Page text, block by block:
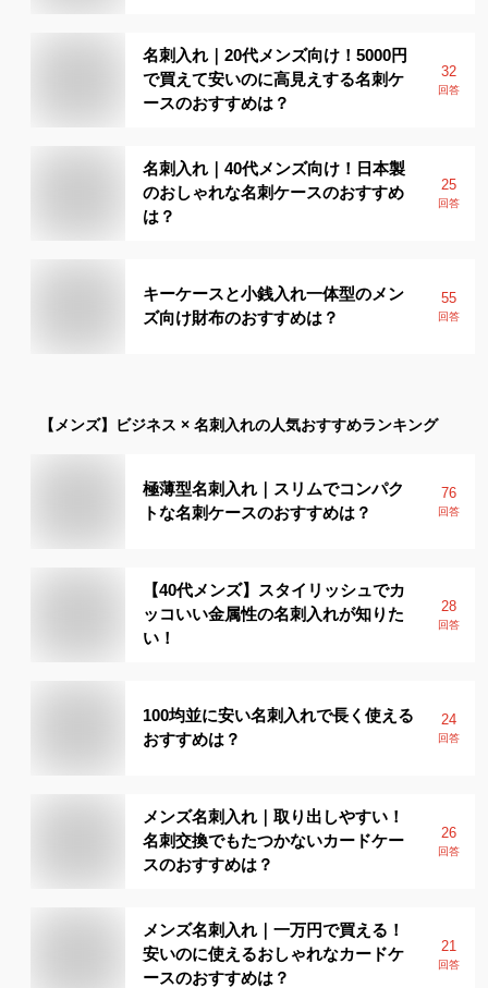
名刺入れ｜20代メンズ向け！5000円
で買えて安いのに高見えする名刺ケ
ースのおすすめは？
32
回答
名刺入れ｜40代メンズ向け！日本製
のおしゃれな名刺ケースのおすすめ
は？
25
回答
キーケースと小銭入れ一体型のメン
ズ向け財布のおすすめは？
55
回答
【メンズ】 ビジネス × 名刺入れの人気おすすめランキング
極薄型名刺入れ｜スリムでコンパク
トな名刺ケースのおすすめは？
76
回答
【40代メンズ】スタイリッシュでカ
ッコいい金属性の名刺入れが知りた
い！
28
回答
100均並に安い名刺入れで長く使える
おすすめは？
24
回答
メンズ名刺入れ｜取り出しやすい！
名刺交換でもたつかないカードケー
スのおすすめは？
26
回答
メンズ名刺入れ｜一万円で買える！
安いのに使えるおしゃれなカードケ
ースのおすすめは？
21
回答